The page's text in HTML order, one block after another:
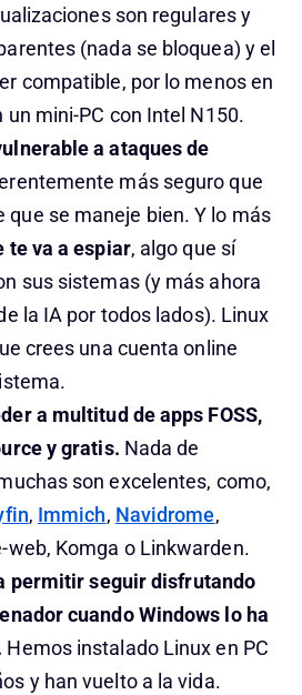
son regulares y
(nada se bloquea) y el
compatible, por lo menos en
un mini-PC con Intel N150.
a ataques de
más seguro que
que se maneje bien. Y lo más
te va a espiar, algo que sí
sus sistemas (y más ahora
la IA por todos lados). Linux
crees una cuenta online
a multitud de apps FOSS,
y gratis. Nada de
son excelentes, como,
, Immich, Navidrome,
web, Komga o Linkwarden.
permitir seguir disfrutando
cuando Windows lo ha
Hemos instalado Linux en PC
y han vuelto a la vida.